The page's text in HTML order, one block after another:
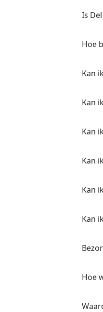
Is
Hoe
Kan
Kan
Kan
Kan
Kan
Kan
Hoe